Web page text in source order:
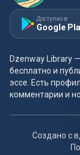
Доступно в
Google
Dzenway Library
бесплатно и
эссе. Есть
комментарии и
Создано с